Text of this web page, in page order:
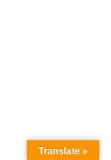
Translate »